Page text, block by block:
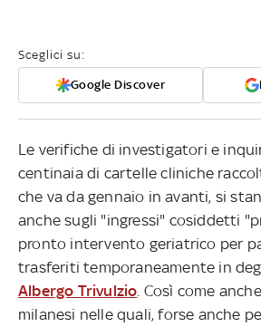
Sceglici su:
Google Discover
Le verifiche di investigatori e
centinaia di cartelle cliniche
che va da gennaio in avanti, si
anche sugli "ingressi" cosiddetti
pronto intervento geriatrico per
trasferiti temporaneamente in
Albergo Trivulzio . Così come
milanesi nelle quali, forse anche